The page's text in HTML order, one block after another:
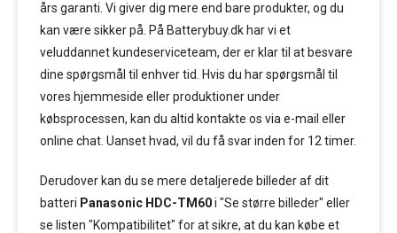
års garanti. Vi giver dig mere end bare produkter, og du
kan være sikker på. På Batterybuy.dk har vi et
veluddannet kundeserviceteam, der er klar til at besvare
dine spørgsmål til enhver tid. Hvis du har spørgsmål til
vores hjemmeside eller produktioner under
købsprocessen, kan du altid kontakte os via e-mail eller
online chat. Uanset hvad, vil du få svar inden for 12 timer.
Derudover kan du se mere detaljerede billeder af dit
batteri Panasonic HDC-TM60i "Se større billeder" eller
se listen "Kompatibilitet" for at sikre, at du kan købe et